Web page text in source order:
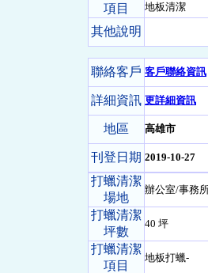
項目
地板清潔
其他說明
聯絡客戶 客戶聯絡資訊
詳細資訊 更詳細資訊
地區 高雄市
刊登日期 2019-10-27
打蠟清潔
場地
辦公室/事務
打蠟清潔
坪數
40 坪
打蠟清潔
項目
地板打蠟-